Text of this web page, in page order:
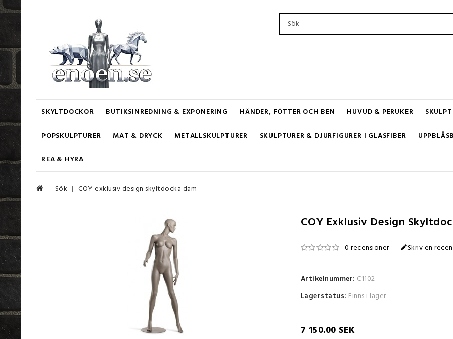
SKYLTDOCKOR BUTIKSINREDNING & EXPONERING HÄNDER, FÖTTER OCH BEN HUVUD & PERUKER
POPSKULPTURER MAT & DRYCK METALLSKULPTURER SKULPTURER & DJURFIGURER I GLASFIBER
REA & HYRA
Sök COY exklusiv design skyltdocka dam
COY Exklusiv Design
0 recensioner Skriv en
Artikelnummer: C1102
Lagerstatus: Finns i lager
7 150.00 SEK